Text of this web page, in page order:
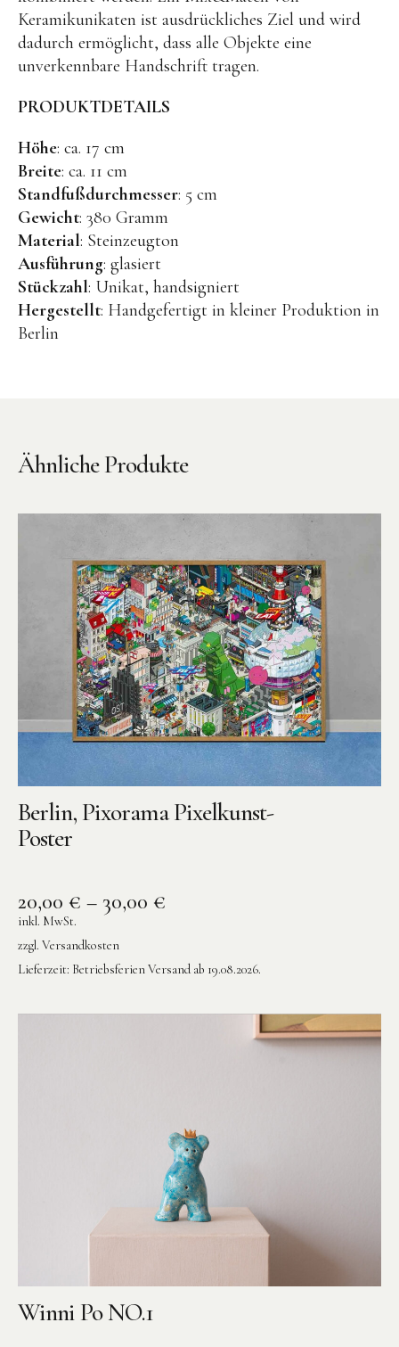
BENA | Holzbausteine
Min Min Copenhagen
LIVING PUPPETS®
just dutch Kuscheltiere
HAPE Spielzeug
OYOY living Spielzeug
Kraul Spielzeug
Wilesco Dampfmaschinen
Konges Sløjd Spielzeug
Instagram
Keramikunikaten ist ausdrückliches Ziel und wird
dadurch ermöglicht, dass alle Objekte eine
unverkennbare Handschrift tragen.
PRODUKTDETAILS
Höhe: ca. 17 cm
Breite: ca. 11 cm
Standfußdurchmesser: 5 cm
Gewicht: 380 Gramm
Material: Steinzeugton
Ausführung: glasiert
Stückzahl: Unikat, handsigniert
Hergestellt: Handgefertigt in kleiner Produktion in
Berlin
Ähnliche Produkte
Berlin, Pixorama Pixelkunst-
Poster
20,00 € – 30,00 €
inkl. MwSt.
zzgl. Versandkosten
Lieferzeit: Betriebsferien Versand ab 19.08.2026.
Winni Po NO.1